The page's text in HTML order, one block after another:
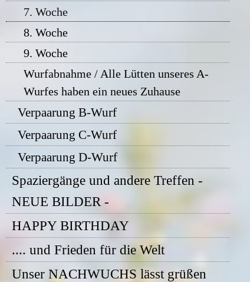
7. Woche
8. Woche
9. Woche
Wurfabnahme / Alle Lütten unseres A-
Wurfes haben ein neues Zuhause
Verpaarung B-Wurf
Verpaarung C-Wurf
Verpaarung D-Wurf
Spaziergänge und andere Treffen -
NEUE BILDER -
HAPPY BIRTHDAY
.... und Frieden für die Welt
Unser NACHWUCHS lässt grüßen